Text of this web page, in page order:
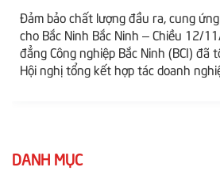
Đảm bảo chất lượng đầu ra, cung
cho Bắc Ninh Bắc Ninh – Chiều 12/11/2025, Trường Cao
đẳng Công nghiệp Bắc Ninh (BCI) đã
Hội nghị tổng kết hợp tác doanh
DANH MỤC